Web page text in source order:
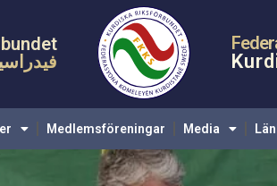
KRF Verksamheter
Medlemsföreningar Media